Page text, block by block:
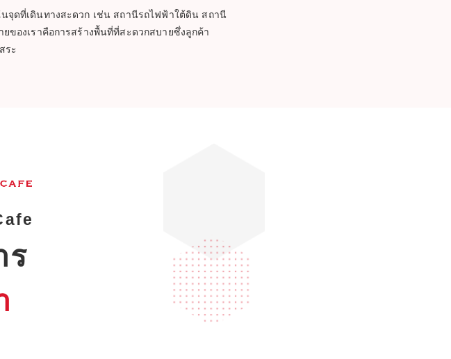
นจุดที่เดินทางสะดวก เช่น สถานีรถไฟฟ้าใต้ดิน สถานี
ของเราคือการสร้างพื้นที่ที่สะดวกสบายซึ่งลูกค้า
ระ
ร